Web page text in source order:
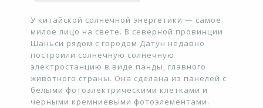
У китайской солнечной энергетики — самое
милое лицо на свете. В северной провинции
Шаньси рядом с городом Датун недавно
построили солнечную солнечную
электростанцию в виде панды, главного
животного страны. Она сделана из панелей с
белыми фотоэлектрическими клетками и
черными кремниевыми фотоэлементами.